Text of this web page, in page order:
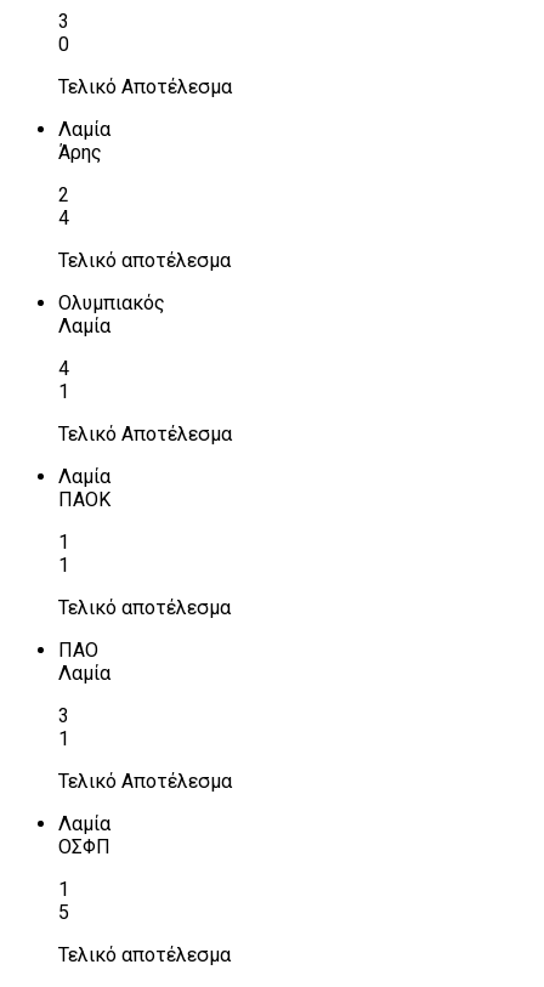
3
0
Τελικό Αποτέλεσμα
Λαμία
Άρης
2
4
Τελικό αποτέλεσμα
Ολυμπιακός
Λαμία
4
1
Τελικό Αποτέλεσμα
Λαμία
ΠΑΟΚ
1
1
Τελικό αποτέλεσμα
ΠΑΟ
Λαμία
3
1
Τελικό Αποτέλεσμα
Λαμία
ΟΣΦΠ
1
5
Τελικό αποτέλεσμα